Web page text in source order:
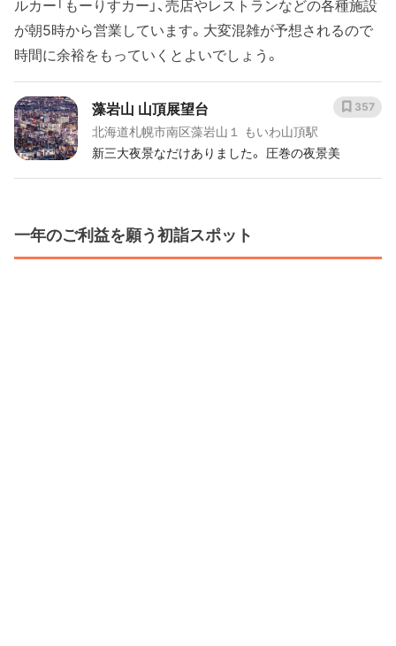
ルカー「もーりすカー」、売店やレストランなどの各種施設
が朝5時から営業しています。大変混雑が予想されるので
時間に余裕をもっていくとよいでしょう。
藻岩山 山頂展望台
北海道札幌市南区藻岩山１ もいわ山頂駅
新三大夜景なだけありました。 圧巻の夜景美
357
一年のご利益を願う初詣スポット